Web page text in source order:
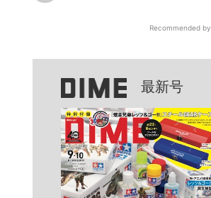
Recommended by
最新号